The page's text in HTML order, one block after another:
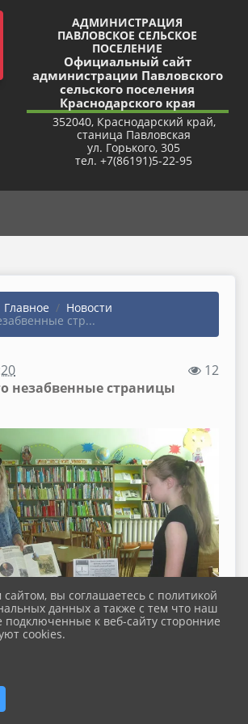
АДМИНИСТРАЦИЯ
ПАВЛОВСКОЕ СЕЛЬСКОЕ
ПОСЕЛЕНИЕ
Официальный сайт
администрации Павловского
сельского поселения
Краснодарского края
352040, Краснодарский край,
станица Павловская
ул. Горького, 305
тел. +7(86191)5-22-95
Главное
Новости
стр...
12
незабвенные страницы
вы соглашаетесь с политикой
данных а также с тем что наш
подключенные к веб-сайту сторонние
cookies.